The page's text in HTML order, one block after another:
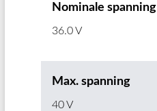
Nominale spanning
36.0 V
Max. spanning
40 V